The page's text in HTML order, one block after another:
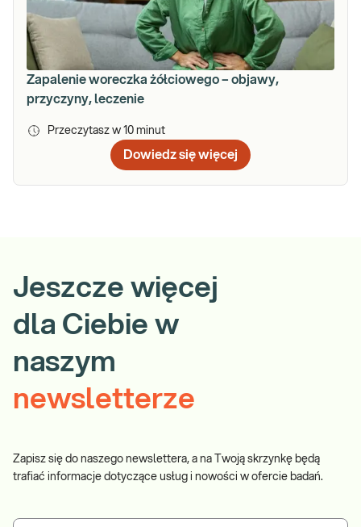
Zapalenie woreczka żółciowego – objawy,
przyczyny, leczenie
Przeczytasz w 10 minut
Dowiedz się więcej
Jeszcze więcej
dla Ciebie w
naszym
newsletterze
Zapisz się do naszego newslettera, a na Twoją skrzynkę będą
trafiać informacje dotyczące usług i nowości w ofercie badań.